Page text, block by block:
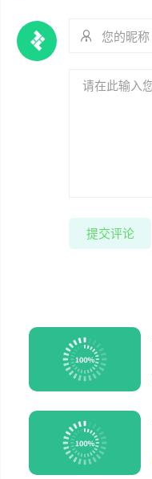
提交评论